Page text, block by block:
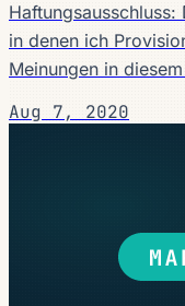
in denen ich
Meinungen in
Aug 7, 2020